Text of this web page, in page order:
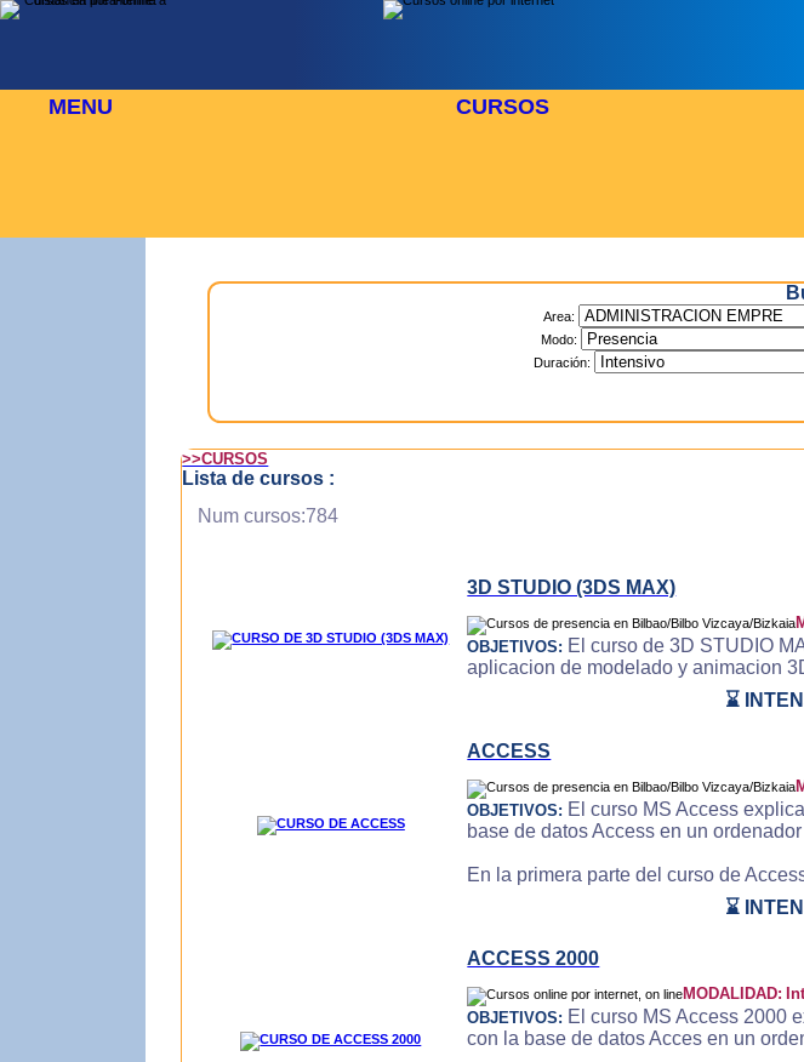
MENU CURSOS
Area:
Modo:
Duración:
>>CURSOS
Lista de cursos :
Num cursos:784
3D STUDIO (3DS MAX)
OBJETIVOS: El curso de 3D STUDIO
aplicacion de modelado y animacion
⌛
ACCESS
OBJETIVOS: El curso MS Access
base de datos Access en un
En la primera parte del curso de
⌛
ACCESS 2000
MODALIDAD:
OBJETIVOS: El curso MS Access 2000
con la base de datos Acces en un